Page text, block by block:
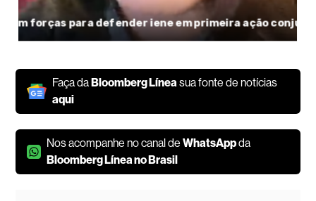
Faça daBloomberg Líneasua fonte de notícias
aqui
Nos acompanhe no canal deWhatsAppda
Bloomberg Línea no Brasil